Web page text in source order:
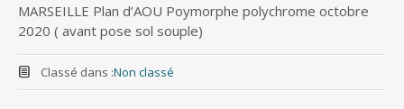
MARSEILLE Plan d’AOU Poymorphe polychrome octobre
2020 ( avant pose sol souple)
Classé dans :Non classé